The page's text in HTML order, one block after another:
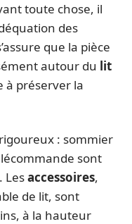
toute chose, il
des
que la pièce
autour du lit
à préserver la
: sommier
sont
Lesaccessoires,
de lit, sont
à la hauteur